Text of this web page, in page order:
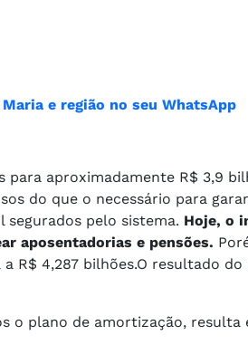
e região no seu WhatsApp
para aproximadamente R$ 3,9
do que o necessário para
pelo sistema. Hoje, o
aposentadorias e pensões.
R$ 4,287 bilhões.O resultado
o plano de amortização, resulta